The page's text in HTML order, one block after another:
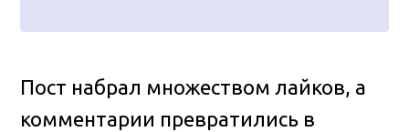
Пост набрал множеством лайков, а
комментарии превратились в